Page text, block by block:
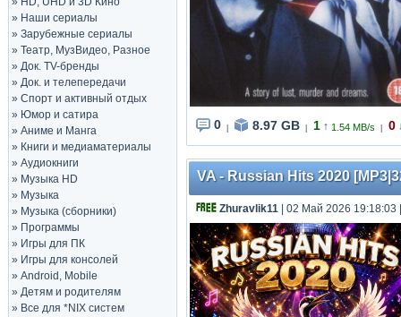
» Наши сериалы
» Зарубежные сериалы
» Театр, МузВидео, Разное
» Док. TV-бренды
» Док. и телепередачи
» Спорт и активный отдых
» Юмор и сатира
» Аниме и Манга
» Книги и медиаматериалы
» Аудиокниги
» Музыка HD
» Музыка
» Музыка (сборники)
» Программы
» Игры для ПК
» Игры для консолей
» Android, Mobile
» Детям и родителям
» Все для *NIX систем
0 8.97 GB 1 ↑ 1.54 MB/s 0
VA - Russian Hits 2020
Zhuravlik11 | 02 Май 2026 19:18:03